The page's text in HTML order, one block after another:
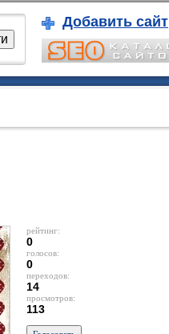
Добавить сайт
рейтинг:
0
голосов:
0
переходов:
14
просмотров:
113